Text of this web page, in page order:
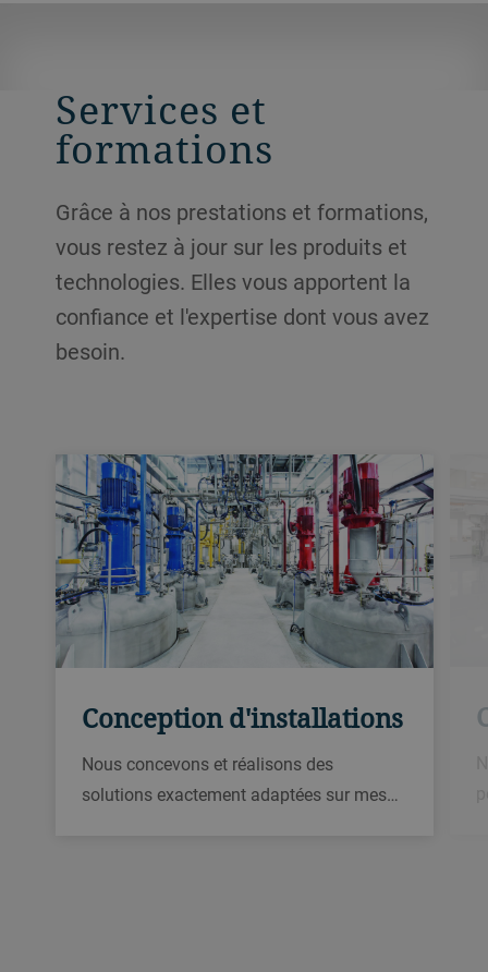
Services et
formations
Grâce à nos prestations et formations,
vous restez à jour sur les produits et
technologies. Elles vous apportent la
confiance et l'expertise dont vous avez
besoin.
Conception d'installations
Nous concevons et réalisons des
solutions exactement adaptées sur mes…